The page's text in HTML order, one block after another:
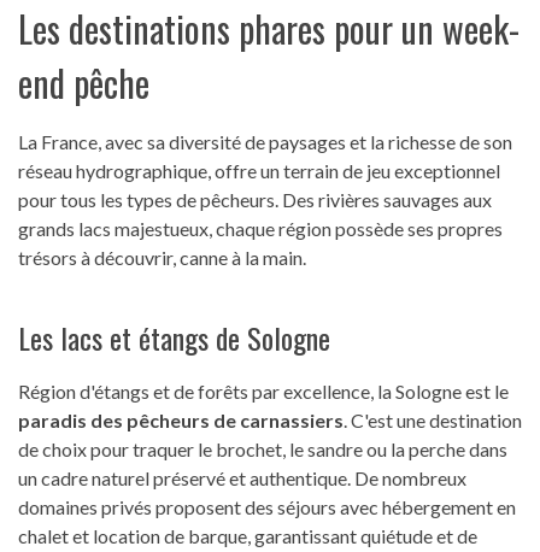
Les destinations phares pour un week-
end pêche
La France, avec sa diversité de paysages et la richesse de son
réseau hydrographique, offre un terrain de jeu exceptionnel
pour tous les types de pêcheurs. Des rivières sauvages aux
grands lacs majestueux, chaque région possède ses propres
trésors à découvrir, canne à la main.
Les lacs et étangs de Sologne
Région d'étangs et de forêts par excellence, la Sologne est le
paradis des pêcheurs de carnassiers. C'est une destination
de choix pour traquer le brochet, le sandre ou la perche dans
un cadre naturel préservé et authentique. De nombreux
domaines privés proposent des séjours avec hébergement en
chalet et location de barque, garantissant quiétude et de